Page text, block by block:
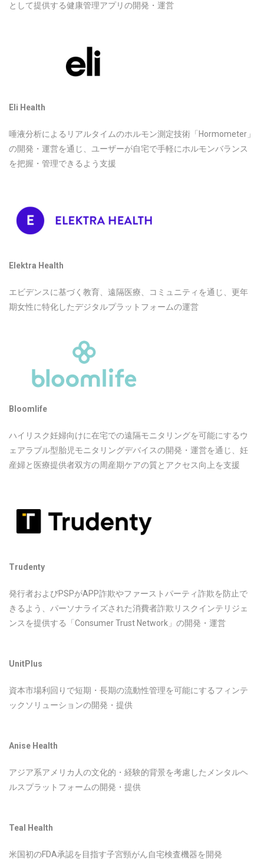
として提供する健康管理アプリの開発・運営
Eli Health
唾液分析によるリアルタイムのホルモン測定技術「Hormometer」
の開発・運営を通じ、ユーザーが自宅で手軽にホルモンバランス
を把握・管理できるよう支援
Elektra Health
エビデンスに基づく教育、遠隔医療、コミュニティを通じ、更年
期女性に特化したデジタルプラットフォームの運営
Bloomlife
ハイリスク妊婦向けに在宅での遠隔モニタリングを可能にするウ
ェアラブル型胎児モニタリングデバイスの開発・運営を通じ、妊
産婦と医療提供者双方の周産期ケアの質とアクセス向上を支援
Trudenty
発行者およびPSPがAPP詐欺やファーストパーティ詐欺を防止で
きるよう、パーソナライズされた消費者詐欺リスクインテリジェ
ンスを提供する「Consumer Trust Network」の開発・運営
UnitPlus
資本市場利回りで短期・長期の流動性管理を可能にするフィンテ
ックソリューションの開発・提供
Anise Health
アジア系アメリカ人の文化的・経験的背景を考慮したメンタルヘ
ルスプラットフォームの開発・提供
Teal Health
米国初のFDA承認を目指す子宮頸がん自宅検査機器を開発